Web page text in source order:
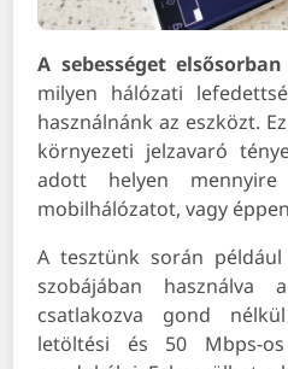
A sebességet
milyen hálózati
használnánk az eszközt.
környezeti jelzavaró
adott helyen mennyire
mobilhálózatot, vagy
A tesztünk során
szobájában használva
csatlakozva gond
letöltési és 50 Mbps-